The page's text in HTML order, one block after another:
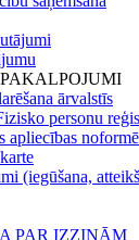
ārvalstīs
personu
apliecības
(iegūšana,
PAR IZZIŅĀM